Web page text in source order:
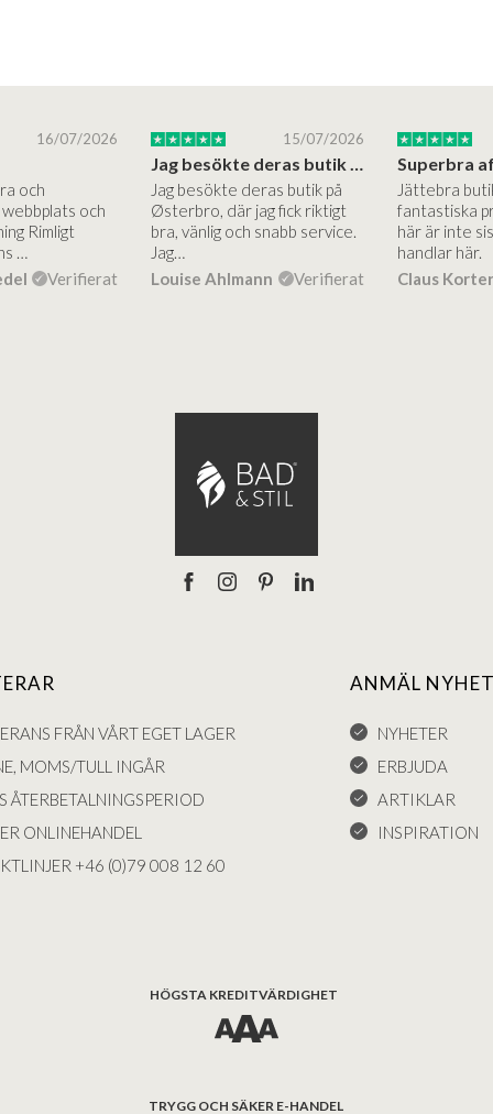
16/07/2026
och
och
Rimligt
…
Verifierat
15/07/2026
Jag besökte deras butik på Østerbro.
Jag besökte deras butik på
Østerbro, där jag fick riktigt
bra, vänlig och snabb service.
Jag…
Louise Ahlmann
Verifierat
Jättebra
fantastiska
här är inte
handlar här.
Claus
FRÅN VÅRT EGET LAGER
MOMS/TULL INGÅR
ÅTERBETALNINGSPERIOD
ONLINEHANDEL
+46 (0)79 008 12 60
ANMÄL
NYHETER
ERBJUDA
ARTIKLAR
INSPIRATION
HÖGSTA KREDITVÄRDIGHET
TRYGG OCH SÄKER E-HANDEL